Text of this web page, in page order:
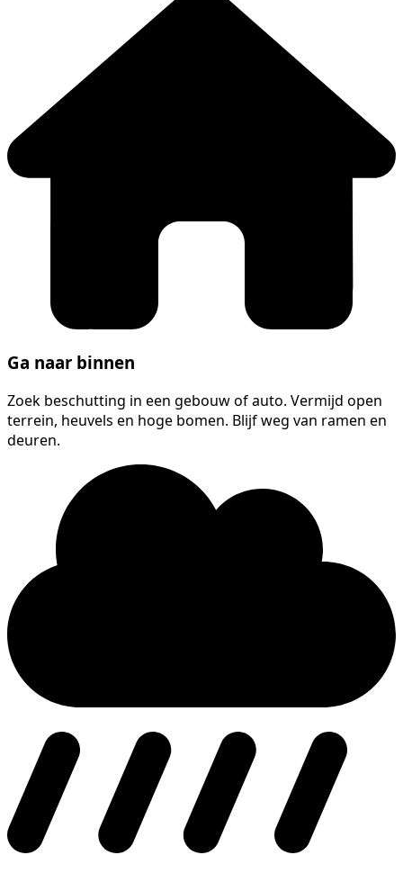
Ga naar binnen
Zoek beschutting in een gebouw of auto. Vermijd open
terrein, heuvels en hoge bomen. Blijf weg van ramen en
deuren.